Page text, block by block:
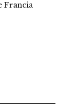
Francia